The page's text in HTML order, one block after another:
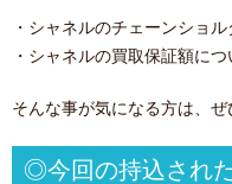
・シャネルのチェーンショ
・シャネルの買取保証額に
そんな事が気になる方は、ぜ
◎今回の持込され